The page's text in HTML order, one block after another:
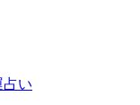
占い